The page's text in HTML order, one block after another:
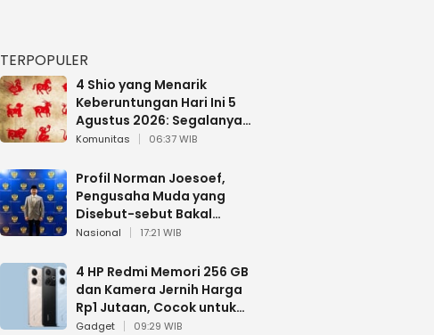
TERPOPULER
4 Shio yang Menarik
Keberuntungan Hari Ini 5
Agustus 2026: Segalanya
Berjalan Lancar
Komunitas 06:37 WIB
Profil Norman Joesoef,
Pengusaha Muda yang
Disebut-sebut Bakal
Dilantik Jadi Wamenhan RI
Nasional 17:21 WIB
4 HP Redmi Memori 256 GB
dan Kamera Jernih Harga
Rp1 Jutaan, Cocok untuk
Multitasking
Gadget 09:29 WIB